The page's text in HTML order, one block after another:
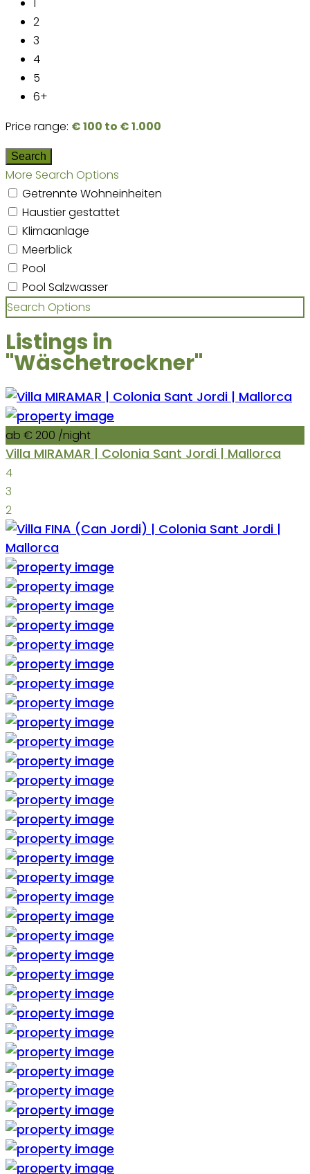
2
3
4
5
6+
Price range: € 100 to € 1.000
More Search Options
Getrennte Wohneinheiten
Haustier gestattet
Klimaanlage
Meerblick
Pool
Pool Salzwasser
Search Options
Listings in
"Wäschetrockner"
ab € 200 /night
Villa MIRAMAR | Colonia Sant Jordi | Mallorca
4
3
2